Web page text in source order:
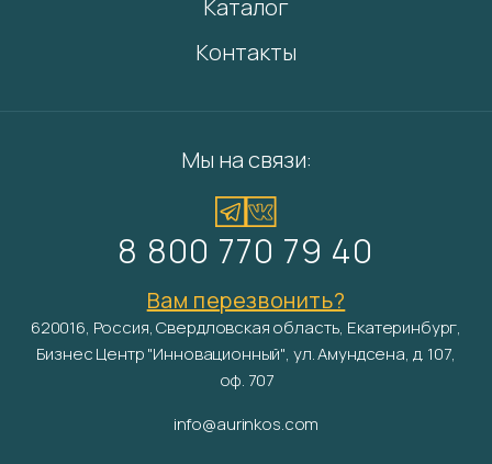
Каталог
Контакты
Мы на связи:
8 800 770 79 40
Вам перезвонить?
620016, Россия, Свердловская область, Екатеринбург,
Бизнес Центр "Инновационный", ул. Амундсена, д. 107,
оф. 707
info@aurinkos.com